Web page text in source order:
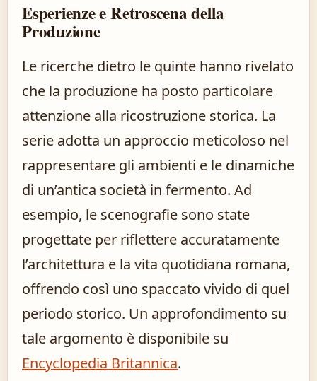
Esperienze e Retroscena della
Produzione
Le ricerche dietro le quinte hanno rivelato
che la produzione ha posto particolare
attenzione alla ricostruzione storica. La
serie adotta un approccio meticoloso nel
rappresentare gli ambienti e le dinamiche
di un’antica società in fermento. Ad
esempio, le scenografie sono state
progettate per riflettere accuratamente
l’architettura e la vita quotidiana romana,
offrendo così uno spaccato vivido di quel
periodo storico. Un approfondimento su
tale argomento è disponibile su
Encyclopedia Britannica.